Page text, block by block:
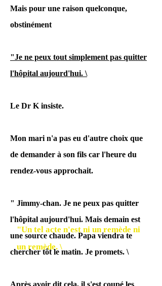
d'environ 30 secondes. A été
avoué.
On dit que le temps pour mettre
un sac en plastique sur la tête
minutes.
Après confirmation auprès du
ministère de la Santé, du Travail
et du Bien-être, le Ministère de la
"Un tel acte n'est ni un remède ni
un remède. \
Tu as dit.
Mais pour une raison quelconque,
obstinément
"Je ne peux tout simplement pas quitter
l'hôpital aujourd'hui. \
Le Dr K insiste.
Mon mari n'a pas eu d'autre choix que
de demander à son fils car l'heure du
rendez-vous approchait.
" Jimmy-chan. Je ne peux pas quitter
l'hôpital aujourd'hui. Mais demain est
une source chaude. Papa viendra te
chercher tôt le matin. Je promets. \
Après avoir dit cela, il s'est coupé les